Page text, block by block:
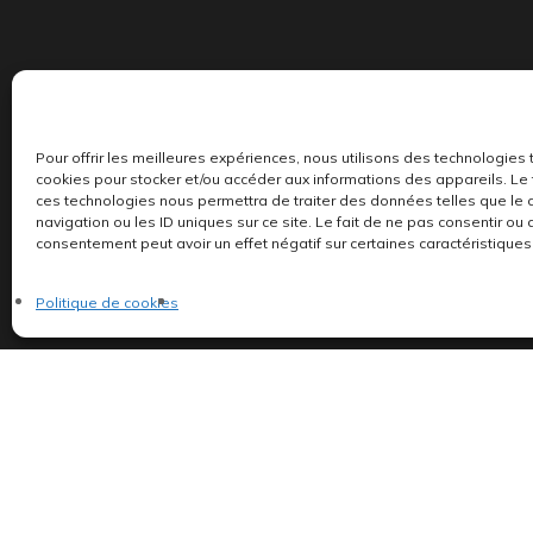
Pour offrir les meilleures expériences, nous utilisons des technologies
cookies pour stocker et/ou accéder aux informations des appareils.
ces technologies nous permettra de traiter des données telles que le
navigation ou les ID uniques sur ce site. Le fait de ne pas consentir ou
consentement peut avoir un effet négatif sur certaines
Politique de cookies
Indépendants et passionnés, nous